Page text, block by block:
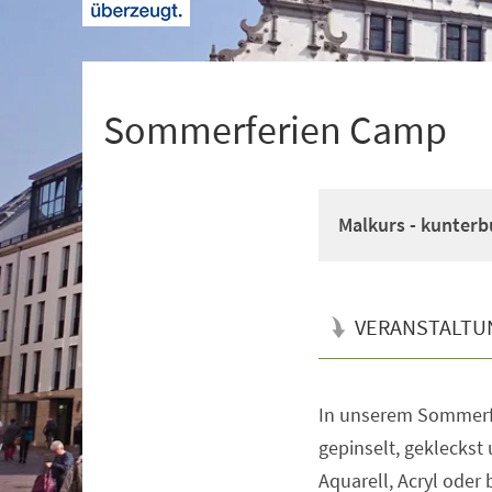
Sommerferien Camp
Malkurs -
In unserem
gepinselt, gekleckst
Aquarell, Acryl oder